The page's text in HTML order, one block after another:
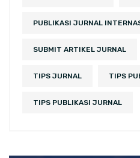
PUBLIKASI JURNAL
SUBMIT ARTIKEL JURNAL
TIPS JURNAL TIPS
TIPS PUBLIKASI JURNAL